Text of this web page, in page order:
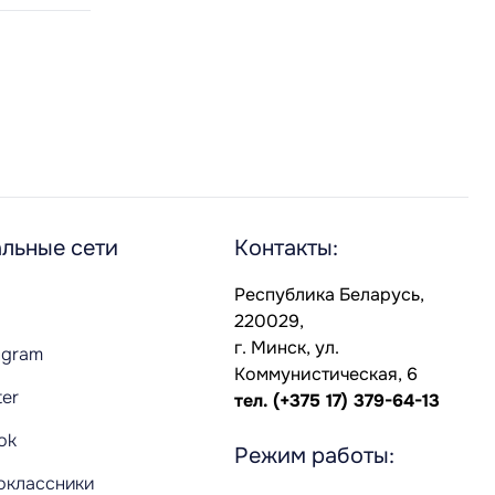
сети Контакты:
Республика Беларусь,
220029,
г. Минск, ул.
Коммунистическая, 6
тел. (+375 17) 379-64-13
Режим работы: